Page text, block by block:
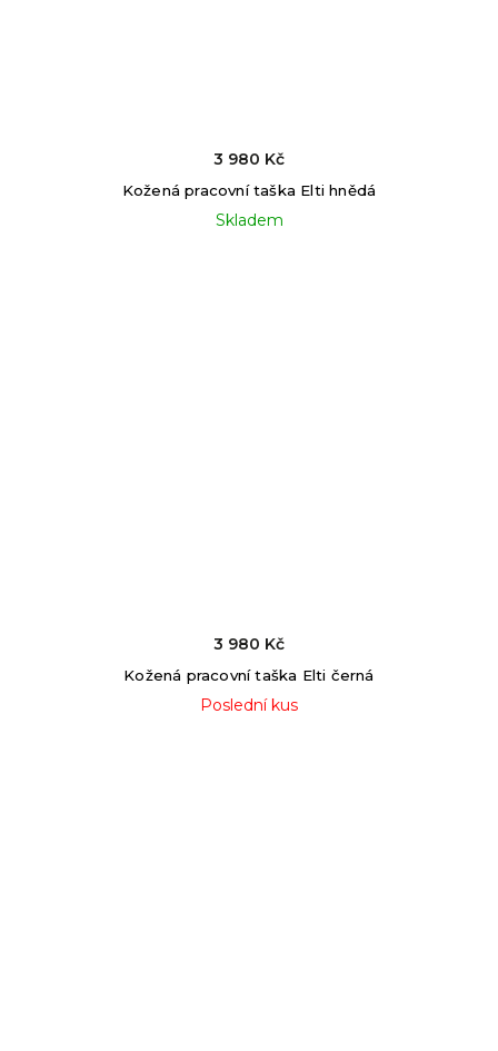
Kožená pracovní taška Elti hnědá
Skladem
3 980 Kč
Kožená pracovní taška Elti černá
Poslední kus
3 980 Kč